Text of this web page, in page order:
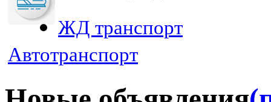
ЖД транспорт
Автотранспорт